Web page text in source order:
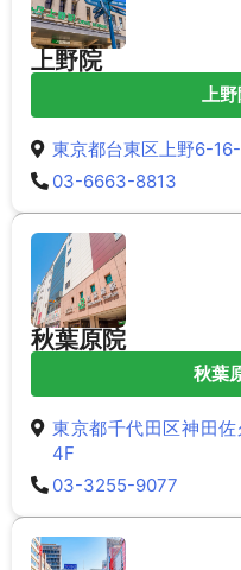
上野院
上
東京都台東区上野6-
03-6663-8813
秋葉原院
秋葉
東京都千代田区神田
4F
03-3255-9077